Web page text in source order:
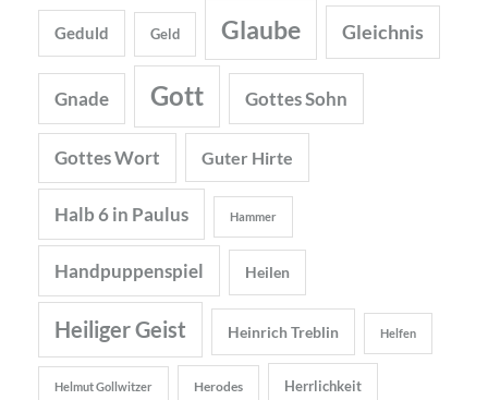
Geduld Geld Glaube Gleichnis
Gnade Gott Gottes Sohn
Gottes Wort Guter Hirte
Halb 6 in Paulus Hammer
Handpuppenspiel Heilen
Heiliger Geist Heinrich Treblin Helfen
Helmut Gollwitzer Herodes Herrlichkeit